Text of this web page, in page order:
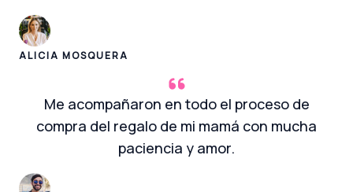
ALICIA MOSQUERA
Me acompañaron en todo el proceso de
compra del regalo de mi mamá con mucha
paciencia y amor.